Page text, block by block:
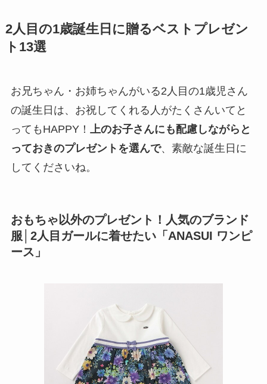
2人目の1歳誕生日に贈るベストプレゼン
ト13選
お兄ちゃん・お姉ちゃんがいる2人目の1歳児さん
の誕生日は、お祝してくれる人がたくさんいてと
ってもHAPPY！
上のお子さんにも配慮しながらと
っておきのプレゼントを選んで、素敵な誕生日に
してくださいね。
おもちゃ以外のプレゼント！人気のブランド
服│2人目ガールに着せたい「ANASUI ワンピ
ース」